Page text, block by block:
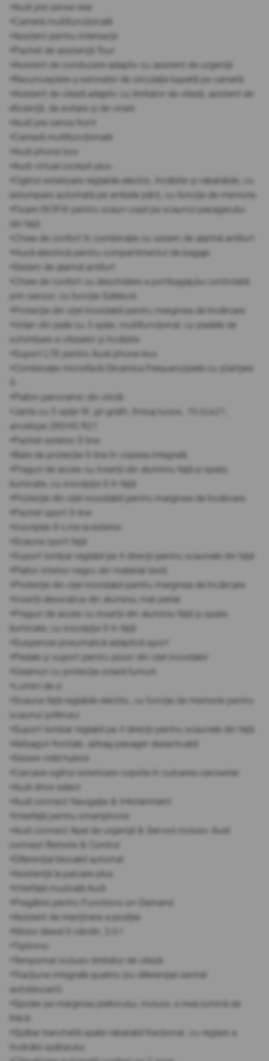
•Audi pre sense rear
•Cameră multifuncțională
•Asistent pentru intersecții
•Pachet de asistență Tour
•Asistent de conducere adaptiv cu asistent de urgență
•Recunoaștere a semnelor de circulație bazată pe cameră
•Asistent de viteză adaptiv cu limitator de viteză, asistent de
eficiență, de evitare și de virare
•Audi pre sense front
•Cameră multifuncțională
•Audi phone box
•Audi virtual cockpit plus
•Oglinzi exterioare reglabile electric, încălzite și rabatabile, cu
estompare automată pe ambele părți, cu funcție de memorie
•Fixare ISOFIX pentru scaun copil pe scaunul pasagerului
din față
•Cheie de confort în combinație cu sistem de alarmă antifurt
•Husă electrică pentru compartimentul de bagaje
•Sistem de alarmă antifurt
•Cheie de confort cu deschidere a portbagajului controlată
prin senzor, cu funcție Safelock
•Protecție din oțel inoxidabil pentru marginea de încărcare
•Volan din piele cu 3 spițe, multifuncțional, cu padele de
schimbare a vitezelor și încălzire
•Suport LTE pentru Audi phone box
•Combinație microfibră Dinamica Frequenz/piele cu ștanțare
•Plafon panoramic din sticlă
•Jante cu 5 spițe W, gri grafit, finisaj lucios, 10,0Jx21,
anvelope 285/45 R21
•Pachet exterior S line
•Bare de protecție S line în vopsea integrală
•Praguri de acces cu inserții din aluminiu față și spate,
iluminate, cu inscripția S în față
•Protecție din oțel inoxidabil pentru marginea de încărcare
•Pachet sport S line
•Inscripție S-Line la exterior
•Scaune sport față
•Suport lombar reglabil pe 4 direcții pentru scaunele din față
•Plafon interior negru din material textil
•Protecție din oțel inoxidabil pentru marginea de încărcare
•Inserții decorative din aluminiu mat periat
•Praguri de acces cu inserții din aluminiu față și spate,
iluminate, cu inscripția S în față
•Suspensie pneumatică adaptivă sport
•Pedale și suport pentru picior din oțel inoxidabil
•Geamuri cu protecție solară fumurii
•Lumini de zi
•Scaune față reglabile electric, cu funcție de memorie pentru
scaunul șoferului
•Suport lombar reglabil pe 4 direcții pentru scaunele din față
•Airbaguri frontale, airbag pasager dezactivabil
•Sistem mild-hybrid
•Carcase oglinzi exterioare vopsite în culoarea caroseriei
•Audi drive select
•Audi connect Navigație & Infotainment
•Interfață pentru smartphone
•Audi connect Apel de urgență & Servicii inclusiv Audi
connect Remote & Control
•Diferențial blocabil automat
•Asistență la parcare plus
•Interfață muzicală Audi
•Pregătire pentru Functions on Demand
•Asistent de menținere a poziției
•Motor diesel 6 cilindri, 3,0 l
•Tiptronic
•Tempomat inclusiv limitator de viteză
•Tracțiune integrală quattro (cu diferențial central
autoblocant)
•Spoiler pe marginea plafonului, inclusiv a treia lumină de
frână
•Spătar banchetă spate rabatabil fracționat, cu reglare a
înclinării spătarului